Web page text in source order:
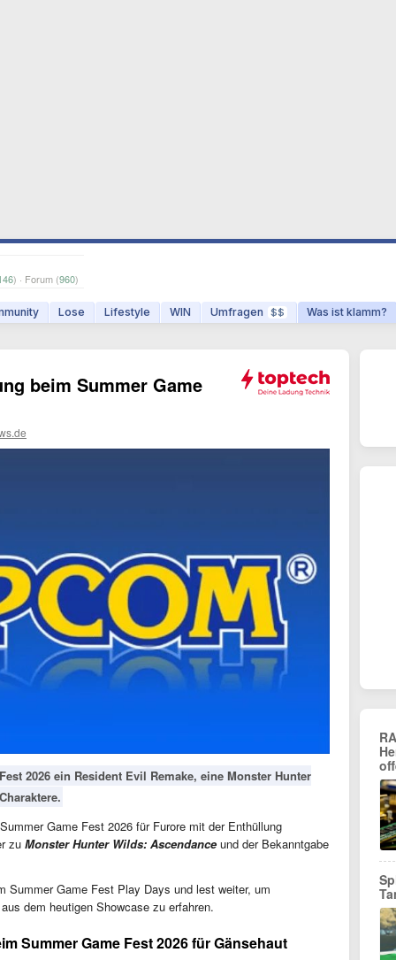
) · Forum (960)
Lose Lifestyle WIN Umfragen $$ Was ist klamm?
beim Summer Game
2026 ein Resident Evil Remake, eine Monster Hunter
Game Fest 2026 für Furore mit der Enthüllung
zu Monster Hunter Wilds: Ascendanceund der Bekanntgabe
Summer Game Fest Play Days und lest weiter, um
dem heutigen Showcase zu erfahren.
Summer Game Fest 2026 für Gänsehaut